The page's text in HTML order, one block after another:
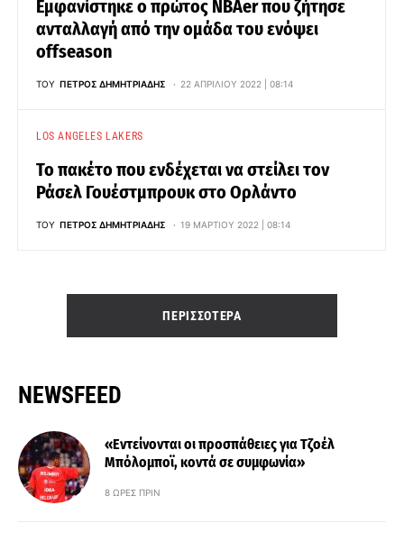
Εμφανίστηκε ο πρώτος ΝΒΑer που ζήτησε
ανταλλαγή από την ομάδα του ενόψει
offseason
ΤΟΥ ΠΈΤΡΟΣ ΔΗΜΗΤΡΙΆΔΗΣ 22 ΑΠΡΙΛΊΟΥ 2022 | 08:14
LOS ANGELES LAKERS
Το πακέτο που ενδέχεται να στείλει τον
Ράσελ Γουέστμπρουκ στο Ορλάντο
ΤΟΥ ΠΈΤΡΟΣ ΔΗΜΗΤΡΙΆΔΗΣ 19 ΜΑΡΤΊΟΥ 2022 | 08:14
ΠΕΡΙΣΣΌΤΕΡΑ
NEWSFEED
«Εντείνονται οι προσπάθειες για Τζοέλ
Μπόλομποϊ, κοντά σε συμφωνία»
8 ΏΡΕΣ ΠΡΙΝ